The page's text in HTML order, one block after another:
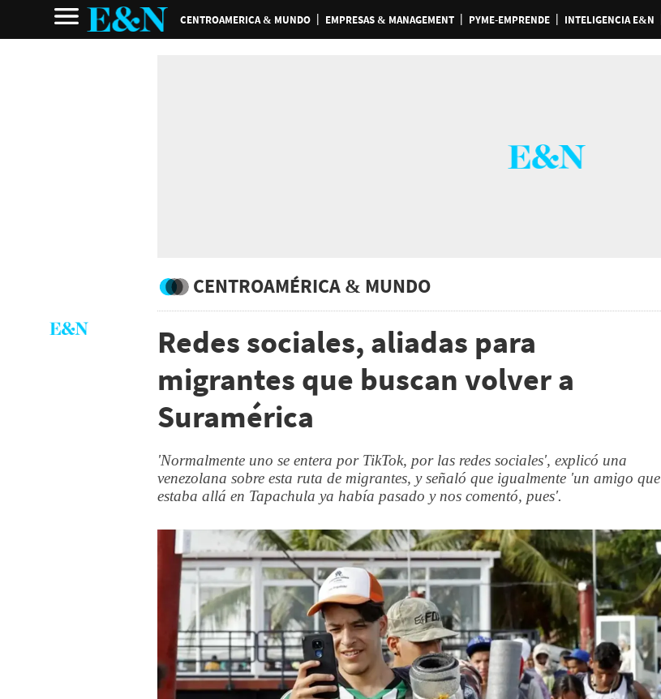
CENTROAMERICA & MUNDO EMPRESAS & MANAGEMENT PYME-EMPRENDE INTELIGENCIA E&N
CENTROAMÉRICA & MUNDO
Redes sociales, aliadas para
migrantes que buscan volver a
Suramérica
'Normalmente uno se entera por TikTok, por las redes sociales', explicó una
venezolana sobre esta ruta de migrantes, y señaló que igualmente 'un amigo que
estaba allá en Tapachula ya había pasado y nos comentó, pues'.